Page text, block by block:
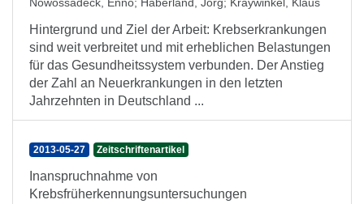
Hintergrund und Ziel der Arbeit: Krebserkrankungen
sind weit verbreitet und mit erheblichen Belastungen
für das Gesundheitssystem verbunden. Der Anstieg
der Zahl an Neuerkrankungen in den letzten
Jahrzehnten in Deutschland ...
2013-05-27 Zeitschriftenartikel
Inanspruchnahme von
Krebsfrüherkennungsuntersuchungen